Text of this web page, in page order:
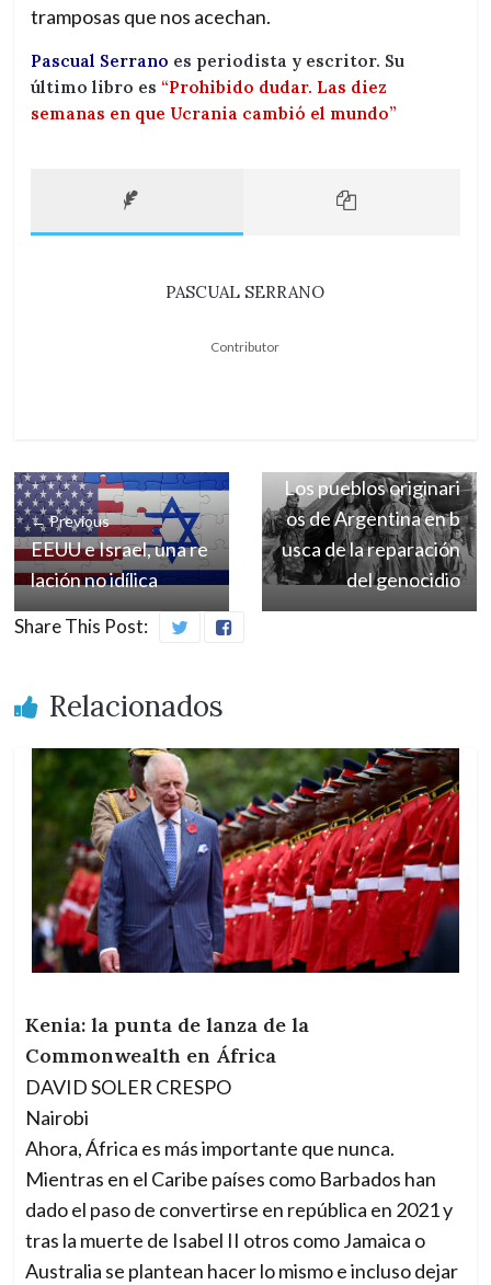
tramposas que nos acechan.
Pascual Serrano es periodista y escritor. Su
último libro es “Prohibido dudar. Las diez
semanas en que Ucrania cambió el mundo”
PASCUAL SERRANO
Contributor
← Previous
EEUU e Israel, una re
lación no idílica
Los pueblos originari
os de Argentina en b
usca de la reparación
del genocidio
Share This Post:
Relacionados
Kenia: la punta de lanza de la
Commonwealth en África
DAVID SOLER CRESPO
Nairobi
Ahora, África es más importante que nunca.
Mientras en el Caribe países como Barbados han
dado el paso de convertirse en república en 2021 y
tras la muerte de Isabel II otros como Jamaica o
Australia se plantean hacer lo mismo e incluso dejar